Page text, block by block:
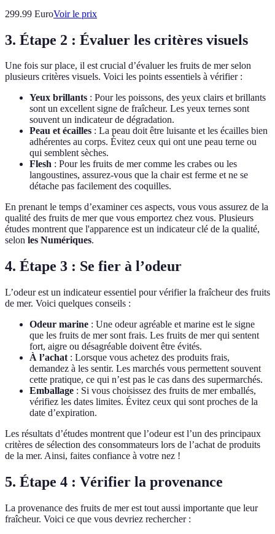
299.99 EuroVoir le prix
3. Étape 2 : Évaluer les critères visuels
Une fois sur place, il est crucial d’évaluer les fruits de mer selon
plusieurs critères visuels. Voici les points essentiels à vérifier :
Yeux brillants : Pour les poissons, des yeux clairs et brillants
sont un excellent signe de fraîcheur. Les yeux ternes sont
souvent un indicateur de dégradation.
Peau et écailles : La peau doit être luisante et les écailles bien
adhérentes au corps. Évitez ceux qui ont une peau terne ou
qui semblent sèches.
Flesh : Pour les fruits de mer comme les crabes ou les
langoustines, assurez-vous que la chair est ferme et ne se
détache pas facilement des coquilles.
En prenant le temps d’examiner ces aspects, vous vous assurez de la
qualité des fruits de mer que vous emportez chez vous. Plusieurs
études montrent que l'apparence est un indicateur clé de la qualité,
selon les Numériques.
4. Étape 3 : Se fier à l’odeur
L’odeur est un indicateur essentiel pour vérifier la fraîcheur des fruits
de mer. Voici quelques conseils :
Odeur marine : Une odeur agréable et marine est le signe
que les fruits de mer sont frais. Les fruits de mer qui sentent
fort, aigre ou désagréable doivent être évités.
À l’achat : Lorsque vous achetez des produits frais,
demandez à les sentir. Les marchés vous permettent souvent
cette pratique, ce qui n’est pas le cas dans des supermarchés.
Emballage : Si vous choisissez des fruits de mer emballés,
vérifiez les dates limites. Évitez ceux qui sont proches de la
date d’expiration.
Les résultats d’études montrent que l’odeur est l’un des principaux
critères de sélection des consommateurs lors de l’achat de produits
de la mer. Ainsi, faites confiance à votre nez !
5. Étape 4 : Vérifier la provenance
La provenance des fruits de mer est tout aussi importante que leur
fraîcheur. Voici ce que vous devriez rechercher :